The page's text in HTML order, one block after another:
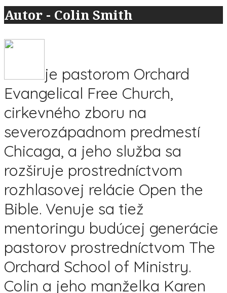
Autor - Colin Smith
je pastorom Orchard
Evangelical Free Church,
cirkevného zboru na
severozápadnom predmestí
Chicaga, a jeho služba sa
rozširuje prostredníctvom
rozhlasovej relácie Open the
Bible. Venuje sa tiež
mentoringu budúcej generácie
pastorov prostredníctvom The
Orchard School of Ministry.
Colin a jeho manželka Karen